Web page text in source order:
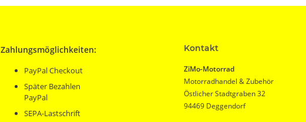
Zahlungsmöglichkeiten:
PayPal Checkout
Später Bezahlen
PayPal
SEPA-Lastschrift
Kontakt
ZiMo-Motorrad
Motorradhandel & Zubehör
Östlicher Stadtgraben 32
94469 Deggendorf